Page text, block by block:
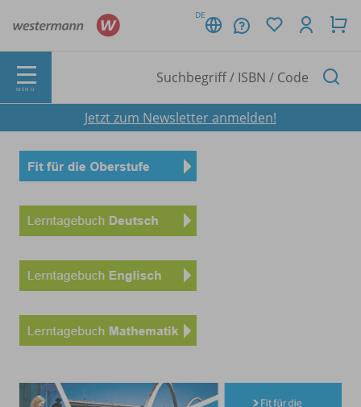
DE
MENÜ
Jetzt zum Newsletter anmelden!